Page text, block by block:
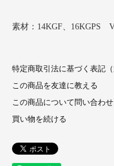
素材：14KGF、16KGPS
特定商取引法に基づく表記（
この商品を友達に教える
この商品について問い合わ
買い物を続ける